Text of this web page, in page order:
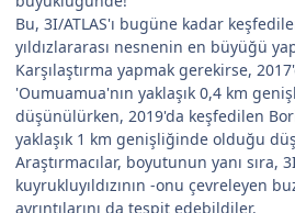
Bu, 3I/ATLAS'ı bugüne kadar
yıldızlararası nesnenin en büyüğü
Karşılaştırma yapmak gerekirse,
'Oumuamua'nın yaklaşık 0,4 km
düşünülürken, 2019'da keşfedilen
yaklaşık 1 km genişliğinde olduğu
Araştırmacılar, boyutunun yanı sıra,
kuyrukluyıldızının -onu çevreleyen
ayrıntılarını da tespit edebildiler.